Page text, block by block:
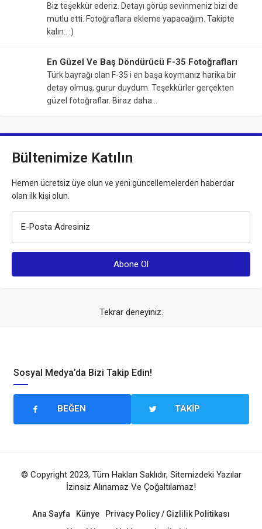
Biz teşekkür ederiz. Detayı görüp sevinmeniz bizi de
mutlu etti. Fotoğraflara ekleme yapacağım. Takipte
kalın.. :)
En Güzel Ve Baş Döndürücü F-35 Fotoğrafları
Türk bayrağı olan F-35 i en başa koymanız harika bir
detay olmuş, gurur duydum. Teşekkürler gerçekten
güzel fotoğraflar. Biraz daha…
Bültenimize Katılın
Hemen ücretsiz üye olun ve yeni güncellemelerden haberdar
olan ilk kişi olun.
E-Posta Adresiniz
Tekrar deneyiniz.
Sosyal Medya’da Bizi Takip Edin!
BEĞEN TAKIP
© Copyright 2023, Tüm Hakları Saklıdır, Sitemizdeki Yazılar
İzinsiz Alınamaz Ve Çoğaltılamaz!
Ana Sayfa Künye
Privacy Policy / Gizlilik Politikası